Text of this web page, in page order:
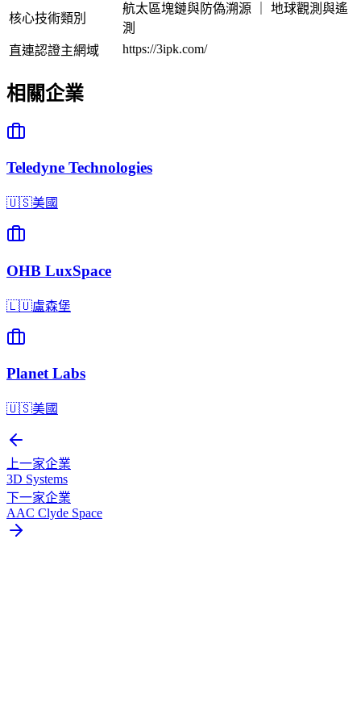
核心技術類別
航太區塊鏈與防偽溯源 ｜ 地球觀測與遙
測
直連認證主網域
https://3ipk.com/
相關企業
Teledyne Technologies
🇺🇸美國
OHB LuxSpace
🇱🇺盧森堡
Planet Labs
🇺🇸美國
上一家企業
3D Systems
下一家企業
AAC Clyde Space